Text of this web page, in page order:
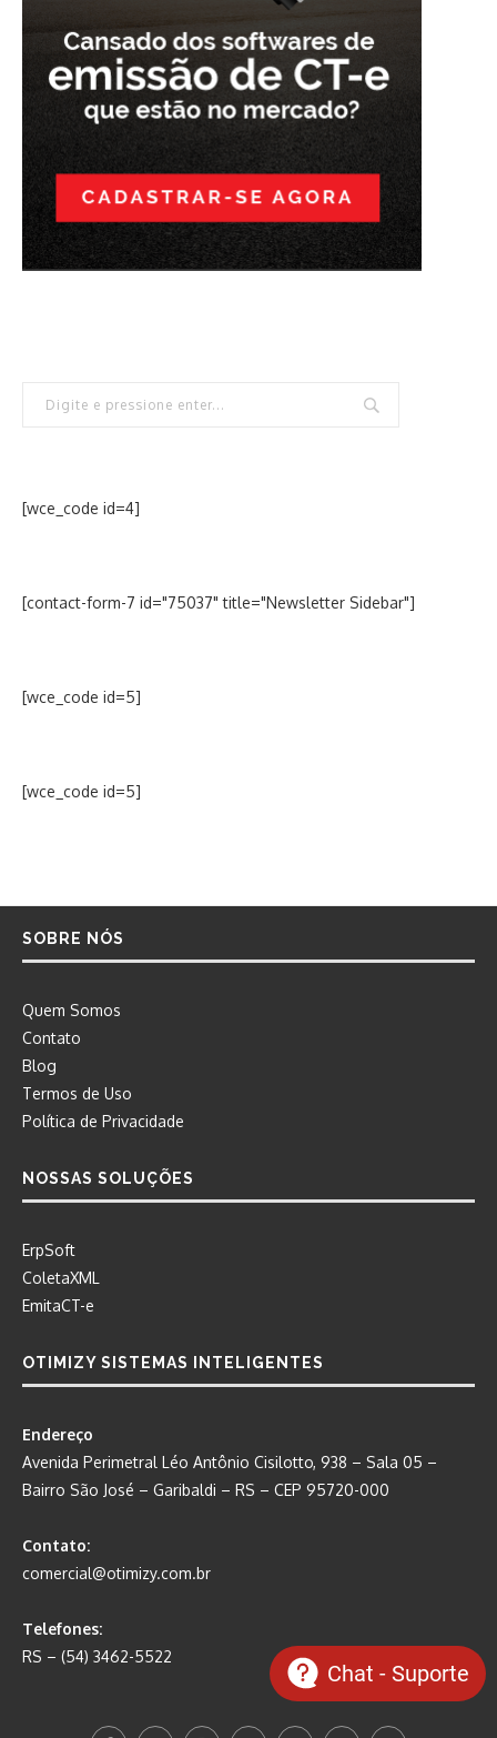
[wce_code id=4]
[contact-form-7 id="75037" title="Newsletter Sidebar"]
[wce_code id=5]
[wce_code id=5]
SOBRE NÓS
Quem Somos
Contato
Blog
Termos de Uso
Política de Privacidade
NOSSAS SOLUÇÕES
ErpSoft
ColetaXML
EmitaCT-e
OTIMIZY SISTEMAS INTELIGENTES
Endereço
Avenida Perimetral Léo Antônio Cisilotto, 938 – Sala 05 –
Bairro São José – Garibaldi – RS – CEP 95720-000
Contato:
comercial@otimizy.com.br
Telefones:
RS – (54) 3462-5522
Chat - Suporte